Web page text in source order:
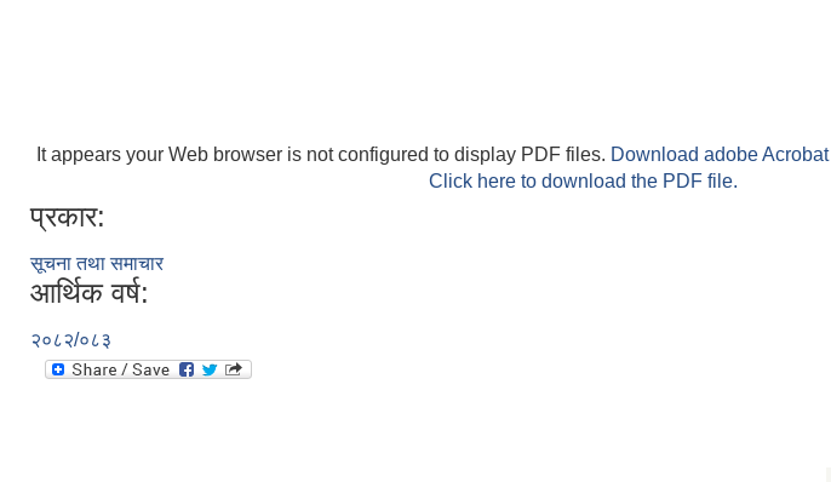
It appears your Web browser is not configured to display PDF files. Download adobe Acrobat
Click here to download the PDF file.
प्रकार:
सूचना तथा समाचार
आर्थिक वर्ष:
२०८२/०८३